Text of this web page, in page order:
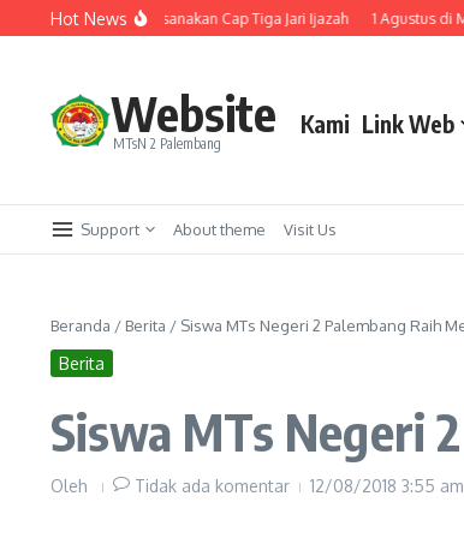
Lewati ke konten
Hot News
Palembang Laksanakan Cap Tiga Jari Ijazah 1 Agustus di
Website
MTsN 2 Palembang
Kami Link Web
Support About theme Visit Us
Beranda / Berita / Siswa MTs Negeri 2 Palembang Raih
Berita
Siswa MTs Negeri
Oleh Tidak ada komentar 12/08/2018 3:55 am